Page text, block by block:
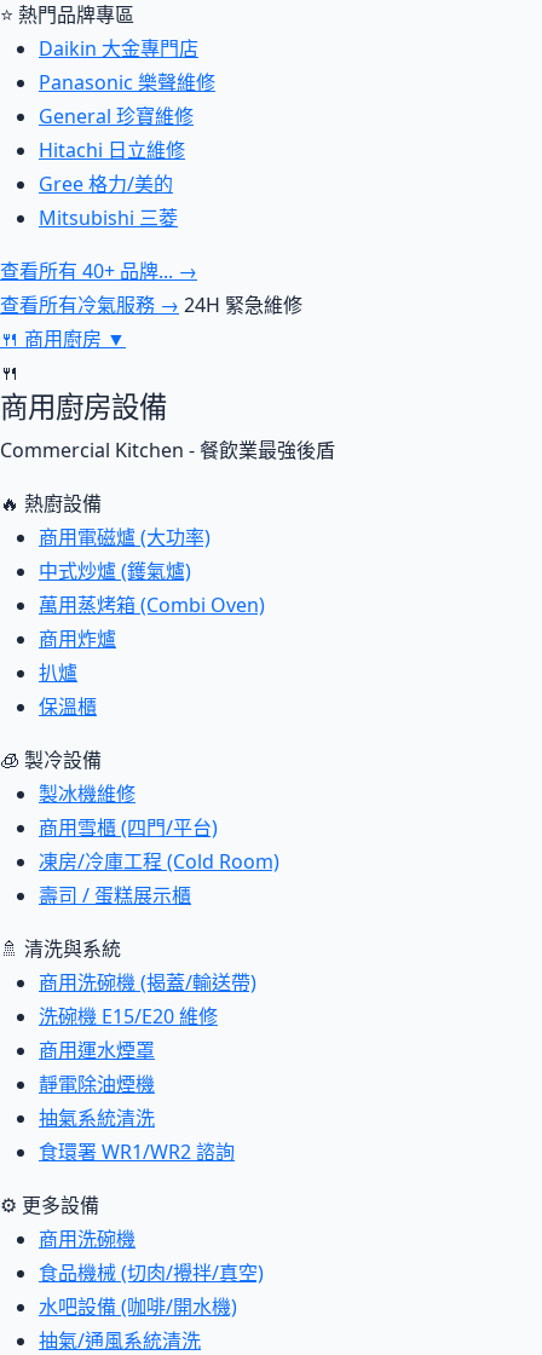
⭐ 熱門品牌專區
Daikin 大金專門店
Panasonic 樂聲維修
General 珍寶維修
Hitachi 日立維修
Gree 格力/美的
Mitsubishi 三菱
查看所有 40+ 品牌... →
查看所有冷氣服務 → 24H 緊急維修
🍴 商用廚房 ▼
🍴
商用廚房設備
Commercial Kitchen - 餐飲業最強後盾
🔥 熱廚設備
商用電磁爐 (大功率)
中式炒爐 (鑊氣爐)
萬用蒸烤箱 (Combi Oven)
商用炸爐
扒爐
保溫櫃
🧊 製冷設備
製冰機維修
商用雪櫃 (四門/平台)
凍房/冷庫工程 (Cold Room)
壽司 / 蛋糕展示櫃
🚿 清洗與系統
商用洗碗機 (揭蓋/輸送帶)
洗碗機 E15/E20 維修
商用運水煙罩
靜電除油煙機
抽氣系統清洗
食環署 WR1/WR2 諮詢
⚙ 更多設備
商用洗碗機
食品機械 (切肉/攪拌/真空)
水吧設備 (咖啡/開水機)
抽氣/通風系統清洗